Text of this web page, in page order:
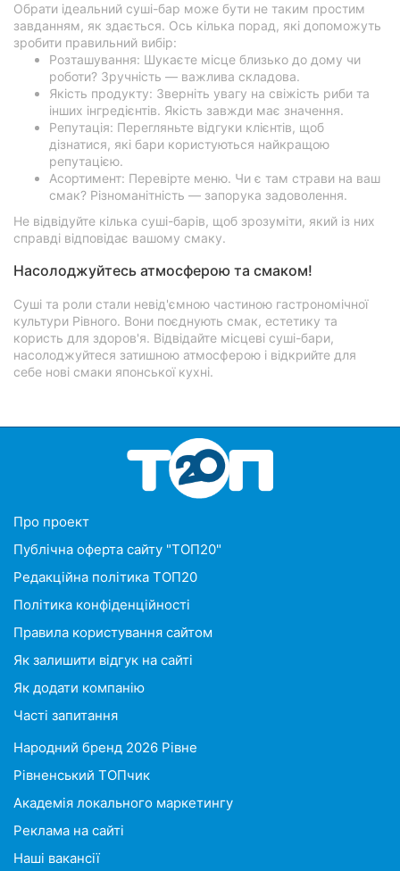
Обрати ідеальний суші-бар може бути не таким простим
завданням, як здається. Ось кілька порад, які допоможуть
зробити правильний вибір:
Розташування: Шукаєте місце близько до дому чи
роботи? Зручність — важлива складова.
Якість продукту: Зверніть увагу на свіжість риби та
інших інгредієнтів. Якість завжди має значення.
Репутація: Перегляньте відгуки клієнтів, щоб
дізнатися, які бари користуються найкращою
репутацією.
Асортимент: Перевірте меню. Чи є там страви на ваш
смак? Різноманітність — запорука задоволення.
Не відвідуйте кілька суші-барів, щоб зрозуміти, який із них
справді відповідає вашому смаку.
Насолоджуйтесь атмосферою та смаком!
Суші та роли стали невід'ємною частиною гастрономічної
культури Рівного. Вони поєднують смак, естетику та
користь для здоров'я. Відвідайте місцеві суші-бари,
насолоджуйтеся затишною атмосферою і відкрийте для
себе нові смаки японської кухні.
Про проект
Публічна оферта сайту "ТОП20"
Редакційна політика ТОП20
Політика конфіденційності
Правила користування сайтом
Як залишити відгук на сайті
Як додати компанію
Часті запитання
Народний бренд 2026 Рівне
Рівненський ТОПчик
Академія локального маркетингу
Реклама на сайті
Наші вакансії